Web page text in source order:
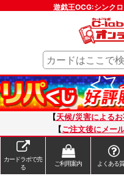
遊戯王OCG:シンク
【天候/災害による
【ご注文後にメー
カードラボで売
る
ご利用案内 よくある